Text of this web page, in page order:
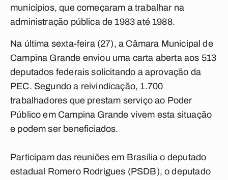
municípios, que começaram a trabalhar na
administração pública de 1983 até 1988.
Na última sexta-feira (27), a Câmara Municipal de
Campina Grande enviou uma carta aberta aos 513
deputados federais solicitando a aprovação da
PEC. Segundo a reivindicação, 1.700
trabalhadores que prestam serviço ao Poder
Público em Campina Grande vivem esta situação
e podem ser beneficiados.
Participam das reuniões em Brasília o deputado
estadual Romero Rodrigues (PSDB), o deputado